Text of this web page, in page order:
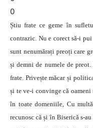
0
Știu frate ce geme în
contrazic. Nu e corect să-i
sunt nenumărați preoți care
și demni de numele de
frate. Privește măcar și
și te ve-i convinge că oameni
în toate domeniile, Cu
recunosc că și în Biserică s-